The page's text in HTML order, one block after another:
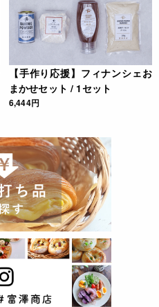
【手作り応援】フィナンシェお
まかせセット / 1セット
6,444円